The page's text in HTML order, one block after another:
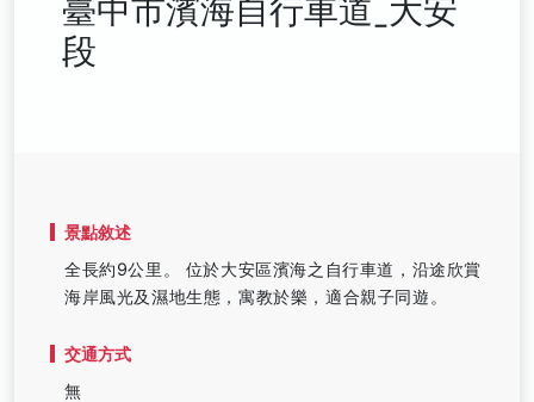
臺中市濱海自行車道ˍ大安
段
景點敘述
全長約9公里。 位於大安區濱海之自行車道，沿途欣賞
海岸風光及濕地生態，寓教於樂，適合親子同遊。
交通方式
無